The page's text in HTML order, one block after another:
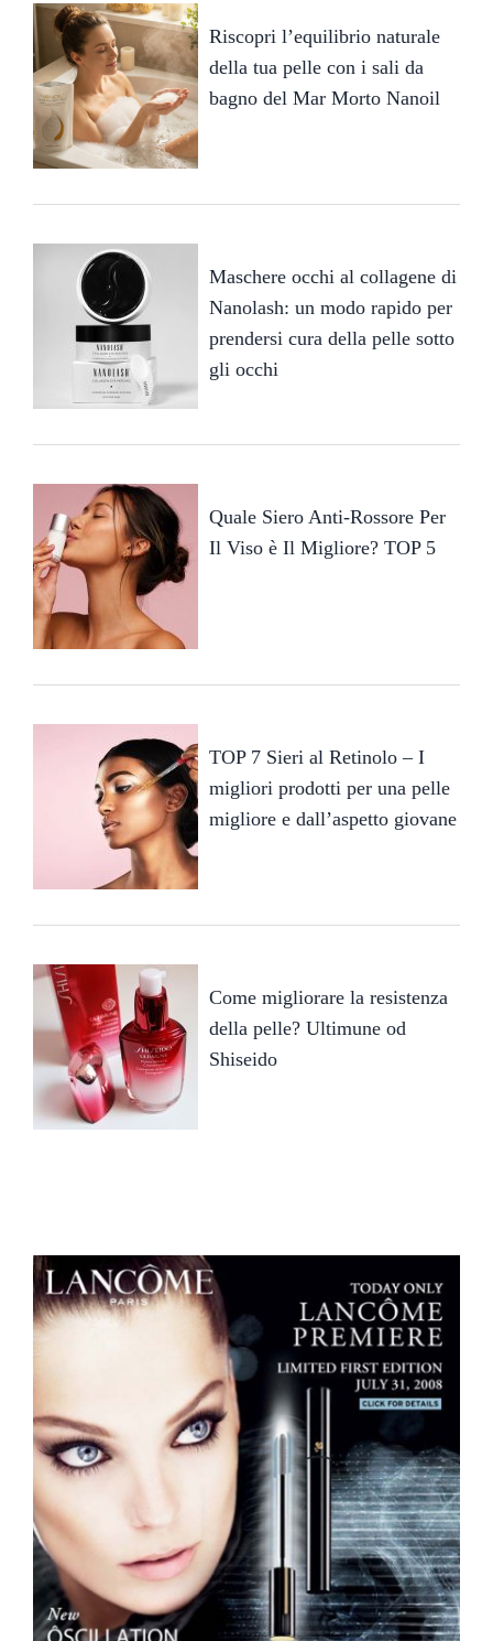
Riscopri l’equilibrio naturale
della tua pelle con i sali da
bagno del Mar Morto Nanoil
Maschere occhi al collagene di
Nanolash: un modo rapido per
prendersi cura della pelle sotto
gli occhi
Quale Siero Anti-Rossore Per
Il Viso è Il Migliore? TOP 5
TOP 7 Sieri al Retinolo – I
migliori prodotti per una pelle
migliore e dall’aspetto giovane
Come migliorare la resistenza
della pelle? Ultimune od
Shiseido